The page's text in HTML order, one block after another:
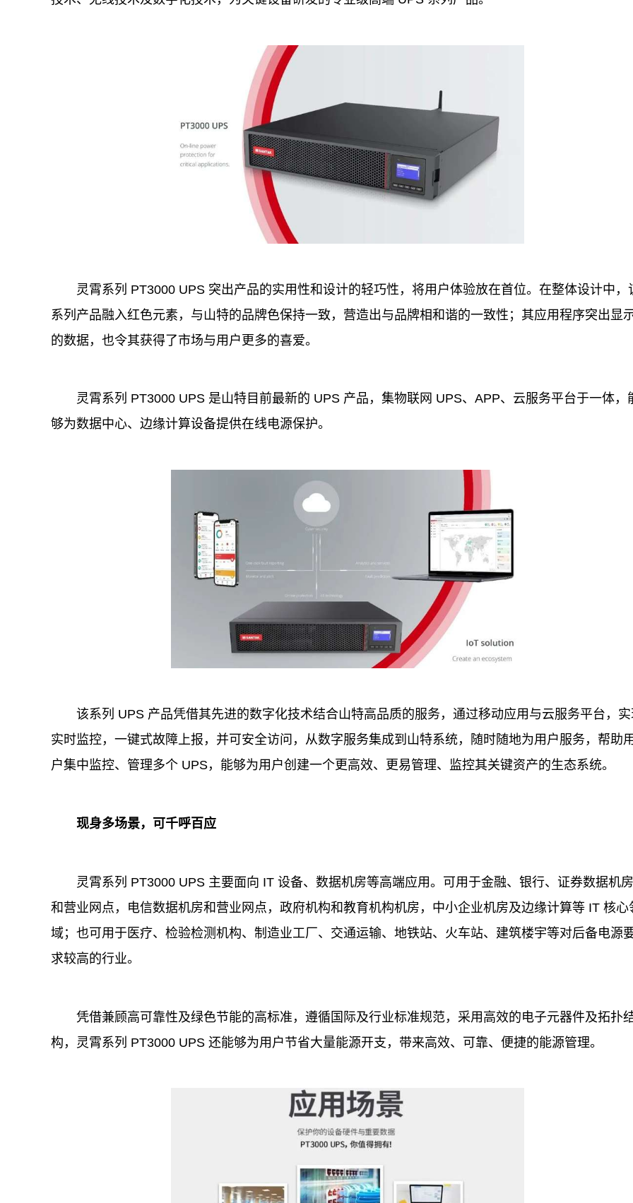
灵霄系列 PT3000 UPS 突出产品的实用性和设计的轻巧性 ，将用户体验放在首位。在整体设计中，
系列产品融入红色元素，与山特的品牌色保持一致，营造出与品牌相和谐的一致性 ；其应用程序突出显
的数据，也令其获得了市场与用户更多的喜爱。
灵霄系列 PT3000 UPS 是山特目前最新的 UPS 产品，集物联网 UPS、APP、云服务平台于一体，
够为数据中心、边缘计算设备提供在线电源保护。
该系列 UPS 产品凭借其先进的数字化技术结合山特高品质的服务，通过移动应用与云服务平台 ，
实时监控，一键式故障上报，并可安全访问，从数字服务集成到山特系统，随时随地为用户服务，帮助用
户集中监控、管理多个 UPS，能够为用户创建一个更高效、更易管理、监控其关键资产的生态系统。
现身多场景，可千呼百应
灵霄系列 PT3000 UPS 主要面向 IT 设备、数据机房等高端应用。可用于金融、银行、证券数据机房
和营业网点，电信数据机房和营业网点， 政府机构和教育机构机房，中小企业机房及边缘计算等 IT 核心
域；也可用于医疗、检验检测机构、制造业工厂、交通运输、地铁站、火车站、建筑楼宇等对后备电源
求较高的行业。
凭借兼顾高可靠性及绿色节能的高标准，遵循国际及行业标准规范，采用高效的电子元器件及拓扑
构，灵霄系列 PT3000 UPS 还能够为用户节省大量能源开支，带来高效、可靠、便捷的能源管理。